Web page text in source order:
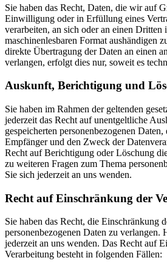
Sie haben das Recht, Daten, die wir auf
Einwilligung oder in Erfüllung eines
verarbeiten, an sich oder an einen Dritten
maschinenlesbaren Format aushändigen
direkte Übertragung der Daten an einen
verlangen, erfolgt dies nur, soweit es
Auskunft, Berichtigung und
Sie haben im Rahmen der geltenden
jederzeit das Recht auf unentgeltliche
gespeicherten personenbezogenen
Empfänger und den Zweck der
Recht auf Berichtigung oder Löschung
zu weiteren Fragen zum Thema
Sie sich jederzeit an uns wenden.
Recht auf Einschränkung der
Sie haben das Recht, die Einschränkung
personenbezogenen Daten zu verlangen.
jederzeit an uns wenden. Das Recht auf
Verarbeitung besteht in folgenden Fällen: